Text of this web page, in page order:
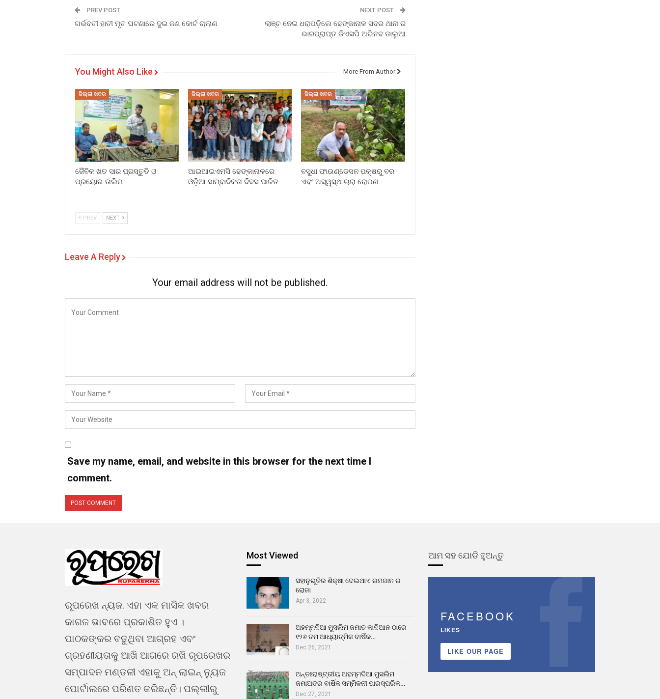
PREV POST
ଗର୍ଭବତୀ ହାତୀ ମୃତ ଘଟଣାରେ ଦୁଇ ଜଣ କୋର୍ଟ ଚାଲାଣ
NEXT POST
ଲାଞ୍ଚ ନେଇ ଧରାପଡ଼ିଲେ ଢେଙ୍କାନାଳ ସଦର ଥାନା ର
ଭାରପ୍ରାପ୍ତ ଡିଏସପି ଅଭିନବ ଡାଲୁଆ
You Might Also Like More From Author
ଜିଲ୍ଲା ଖବର
ଜୈବିକ ଖତ ସାର ପ୍ରସ୍ତୁତି ଓ
ପ୍ରୟୋଗ ତାଲିମ
ଜିଲ୍ଲା ଖବର
ଆଇଆଇଏମସି ଢେଙ୍କାନାଳରେ
ଓଡ଼ିଆ ସାମ୍ବାଦିକତା ଦିବସ ପାଳିତ
ଜିଲ୍ଲା ଖବର
ବସୁଧା ଫାଉଣ୍ଡେସନ ପକ୍ଷରୁ ବର
ଏବଂ ଅସ୍ୱସ୍ଥ ଚାରା ରୋପଣ
PREV NEXT
Leave A Reply
Your email address will not be published.
Save my name, email, and website in this browser for the next time I
comment.
ରୂପରେଖ ନ୍ୟଜ. ଏହା ଏକ ମାସିକ ଖବର
କାଗଜ ଭାବରେ ପ୍ରକାଶିତ ହୁଏ ।
ପାଠକଙ୍କର ବଢୁଥିବା ଆଗ୍ରହ ଏବଂ
ଗ୍ରହଣୀୟତାକୁ ଆଖି ଆଗରେ ରଖି ରୂପରେଖର
ସମ୍ପାଦନ ମଣ୍ଡଳୀ ଏହାକୁ ଅନ୍ ଲାଇନ୍ ନ୍ୟୁଜ
ପୋର୍ଟାଲରେ ପରିଣତ କରିଛନ୍ତି। ପଲ୍ଲୀରୁ
Most Viewed
ସହାନୁଭୂତିର ଶିକ୍ଷା ଦେଇଥାଏ ରମଜାନ ର
ରୋଜା
Apr 3, 2022
ଅହମ୍ମଦିଆ ମୁସଲିମ ଜମାତ କାଦିଆନ ଠାରେ
୧୨୬ ତମ ଆଧ୍ୟାତ୍ମିକ ବାର୍ଷିକ…
Dec 26, 2021
ଅନ୍ତଃରାଷ୍ଟ୍ରୀୟ ଅହମ୍ମଦିଆ ମୁସଲିମ
ଜମାଅତର ବାର୍ଷିକ ସମ୍ମିଳନୀ ପାରସ୍ପରିକ…
Dec 27, 2021
ଆମ ସହ ଯୋଡି ହୁଅନ୍ତୁ
FACEBOOK
LIKES
LIKE OUR PAGE